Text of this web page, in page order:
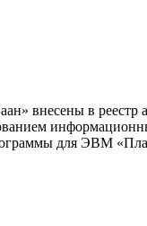
внесены в реестр
для ЭВМ